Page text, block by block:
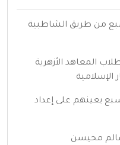
من طريق الشاطبية
المعاهد الأزهرية
يعينهم على إعداد
محيسن